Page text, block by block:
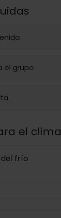
el grupo
el clima
frío